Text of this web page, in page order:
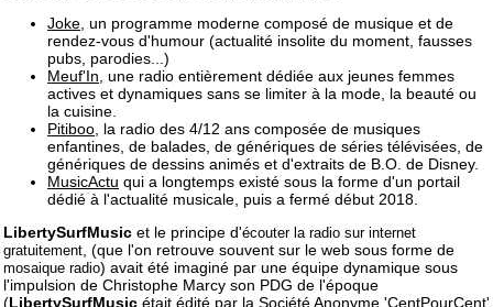
Joke , un programme moderne composé de musique et de
rendez-vous d'humour (actualité insolite du moment, fausses
pubs, parodies...)
Meuf'In , une radio entièrement dédiée aux jeunes femmes
actives et dynamiques sans se limiter à la mode, la beauté ou
la cuisine.
Pitiboo , la radio des 4/12 ans composée de musiques
enfantines, de balades, de génériques de séries télévisées, de
génériques de dessins animés et d'extraits de B.O. de Disney.
MusicActu qui a longtemps existé sous la forme d'un portail
dédié à l'actualité musicale, puis a fermé début 2018.
LibertySurfMusic et le principe d'écouter la radio sur internet
gratuitement , (que l'on retrouve souvent sur le web sous forme de
mosaique radio) avait été imaginé par une équipe dynamique sous
l'impulsion de Christophe Marcy son PDG de l'époque
(LibertySurfMusic était édité par la Société Anonyme 'CentPourCent'